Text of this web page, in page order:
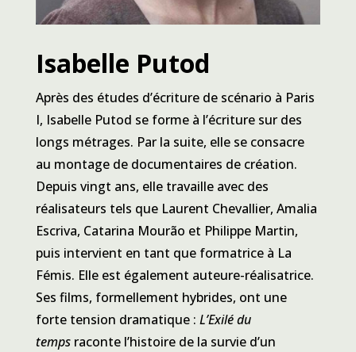
Isabelle Putod
Après des études d’écriture de scénario à Paris
I, Isabelle Putod se forme à l’écriture sur des
longs métrages. Par la suite, elle se consacre
au montage de documentaires de création.
Depuis vingt ans, elle travaille avec des
réalisateurs tels que Laurent Chevallier, Amalia
Escriva, Catarina Mourão et Philippe Martin,
puis intervient en tant que formatrice à La
Fémis. Elle est également auteure-réalisatrice.
Ses films, formellement hybrides, ont une
forte tension dramatique : L’Exilé du
tempsraconte l’histoire de la survie d’un